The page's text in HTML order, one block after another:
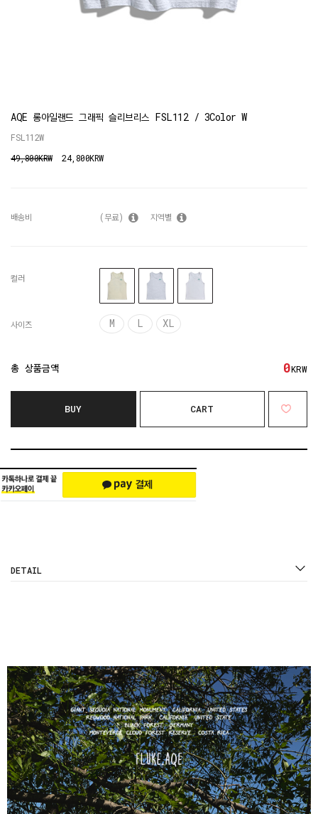
AQE 롱아일랜드 그래픽 슬리브리스 FSL112 / 3Color W
FSL112W
49,800KRW
24,800KRW
배송비 (무료) 지역별
컬러
사이즈 M L XL
총 상품금액 0KRW
BUY CART
DETAIL